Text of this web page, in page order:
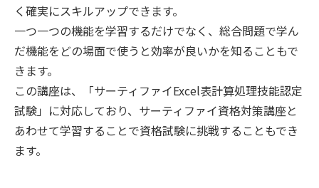
く確実にスキルアップできます。
一つ一つの機能を学習するだけでなく、総合問題で学ん
だ機能をどの場面で使うと効率が良いかを知ることもで
きます。
この講座は、「サーティファイExcel表計算処理技能認定
試験」に対応しており、サーティファイ資格対策講座と
あわせて学習することで資格試験に挑戦することもでき
ます。